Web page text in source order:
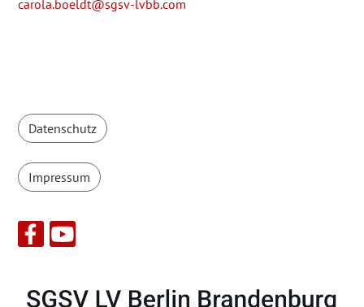
carola.boeldt@sgsv-lvbb.com
Datenschutz
Impressum